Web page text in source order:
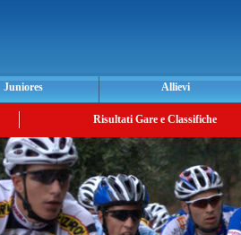
Juniores Allievi
Risultati Gare e Classifiche